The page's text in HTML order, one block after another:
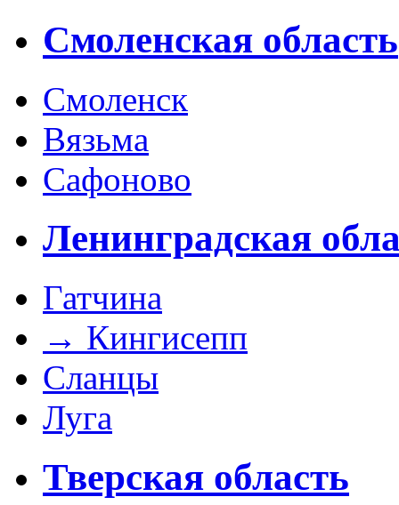
Смоленская область
Смоленск
Вязьма
Сафоново
Ленинградская
Гатчина
→ Кингисепп
Сланцы
Луга
Тверская область